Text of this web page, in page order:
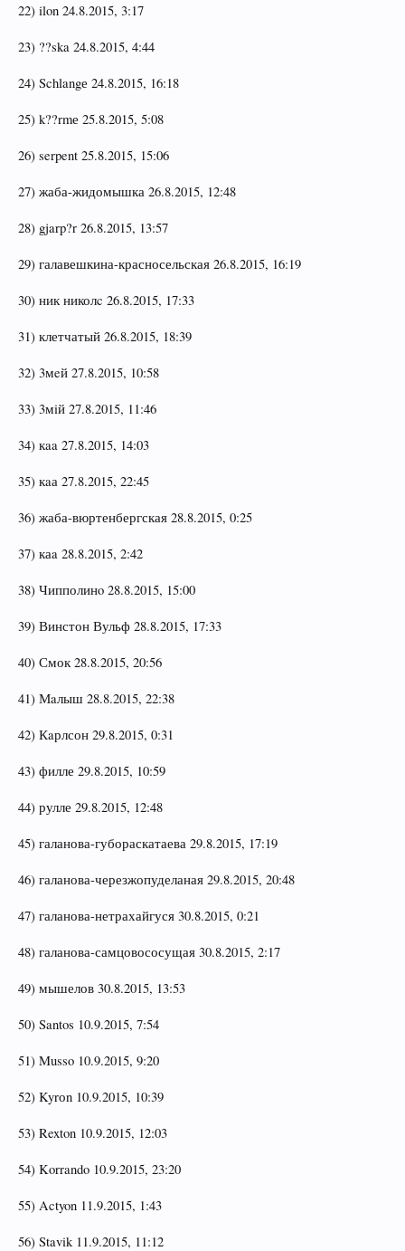
22) ilon 24.8.2015, 3:17
23) ??ska 24.8.2015, 4:44
24) Schlangе 24.8.2015, 16:18
25) k??rmе 25.8.2015, 5:08
26) serpent 25.8.2015, 15:06
27) жаба-жидомышка 26.8.2015, 12:48
28) gjarp?r 26.8.2015, 13:57
29) галавешкина-красносельская 26.8.2015, 16:19
30) ник николc 26.8.2015, 17:33
31) клетчатый 26.8.2015, 18:39
32) 3мeй 27.8.2015, 10:58
33) 3мiй 27.8.2015, 11:46
34) кaa 27.8.2015, 14:03
35) кaа 27.8.2015, 22:45
36) жаба-вюртенбергская 28.8.2015, 0:25
37) каa 28.8.2015, 2:42
38) Чипполинo 28.8.2015, 15:00
39) Винстон Вульф 28.8.2015, 17:33
40) Смок 28.8.2015, 20:56
41) Мaлыш 28.8.2015, 22:38
42) Кaрлсон 29.8.2015, 0:31
43) филле 29.8.2015, 10:59
44) рулле 29.8.2015, 12:48
45) галанова-губораскатаева 29.8.2015, 17:19
46) галанова-черезжопуделаная 29.8.2015, 20:48
47) галанова-нетрахайгуся 30.8.2015, 0:21
48) галанова-самцовососущая 30.8.2015, 2:17
49) мышелов 30.8.2015, 13:53
50) Santos 10.9.2015, 7:54
51) Musso 10.9.2015, 9:20
52) Kyrоn 10.9.2015, 10:39
53) Rexton 10.9.2015, 12:03
54) Korrando 10.9.2015, 23:20
55) Actyon 11.9.2015, 1:43
56) Stavik 11.9.2015, 11:12